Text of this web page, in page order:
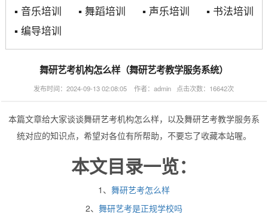
▪ 音乐培训 ▪ 舞蹈培训 ▪ 声乐培训 ▪ 书法培训
▪ 编导培训
舞研艺考机构怎么样（舞研艺考教学服务系统）
发布时间：2024-09-13 02:08:05 作者：admin 点击次数：16642次
本篇文章给大家谈谈舞研艺考机构怎么样，以及舞研艺考教学服务系
统对应的知识点，希望对各位有所帮助，不要忘了收藏本站喔。
本文目录一览：
1、 舞研艺考怎么样
2、 舞研艺考是正规学校吗